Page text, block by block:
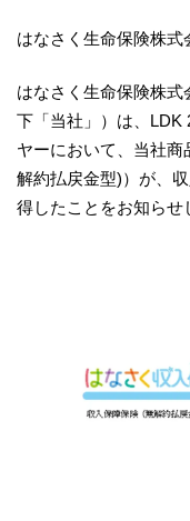
はなさく生命保険株式
はなさく生命保険株
下「当社」）は、LDK
ヤーにおいて、当社
解約払戻金型)）が、
得したことをお知らせ